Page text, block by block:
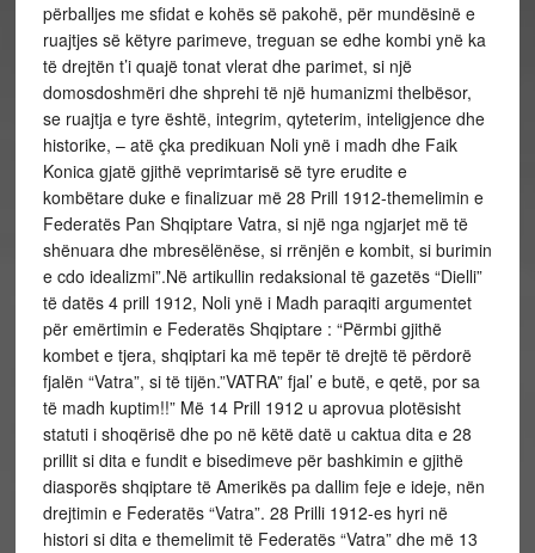
përballjes me sfidat e kohës së pakohë, për mundësinë e
ruajtjes së këtyre parimeve, treguan se edhe kombi ynë ka
të drejtën t’i quajë tonat vlerat dhe parimet, si një
domosdoshmëri dhe shprehi të një humanizmi thelbësor,
se ruajtja e tyre është, integrim, qyteterim, inteligjence dhe
historike, – atë çka predikuan Noli ynë i madh dhe Faik
Konica gjatë gjithë veprimtarisë së tyre erudite e
kombëtare duke e finalizuar më 28 Prill 1912-themelimin e
Federatës Pan Shqiptare Vatra, si një nga ngjarjet më të
shënuara dhe mbresëlënëse, si rrënjën e kombit, si burimin
e cdo idealizmi”.Në artikullin redaksional të gazetës “Dielli”
të datës 4 prill 1912, Noli ynë i Madh paraqiti argumentet
për emërtimin e Federatës Shqiptare : “Përmbi gjithë
kombet e tjera, shqiptari ka më tepër të drejtë të përdorë
fjalën “Vatra”, si të tijën.”VATRA” fjal’ e butë, e qetë, por sa
të madh kuptim!!” Më 14 Prill 1912 u aprovua plotësisht
statuti i shoqërisë dhe po në këtë datë u caktua dita e 28
prillit si dita e fundit e bisedimeve për bashkimin e gjithë
diasporës shqiptare të Amerikës pa dallim feje e ideje, nën
drejtimin e Federatës “Vatra”. 28 Prilli 1912-es hyri në
histori si dita e themelimit të Federatës “Vatra” dhe më 13